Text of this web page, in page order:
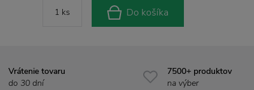
Do košíka
Vrátenie tovaru
do 30 dní
7500+ produktov
na výber